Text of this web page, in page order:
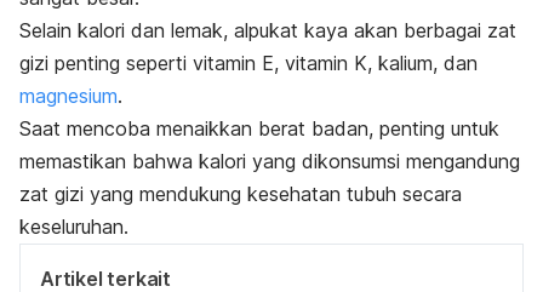
Selain kalori dan lemak, alpukat kaya akan berbagai zat
gizi penting seperti vitamin E, vitamin K, kalium, dan
magnesium.
Saat mencoba menaikkan berat badan, penting untuk
memastikan bahwa kalori yang dikonsumsi mengandung
zat gizi yang mendukung kesehatan tubuh secara
keseluruhan.
Artikel terkait